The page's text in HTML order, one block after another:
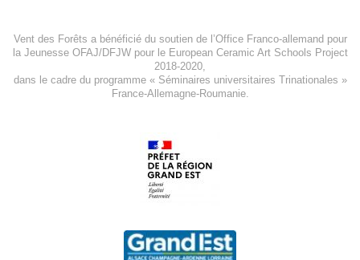
Vent des Forêts a bénéficié du soutien de l’Office Franco-allemand pour
la Jeunesse OFAJ/DFJWpour leEuropean Ceramic Art Schools Project
2018-2020
dans le cadre du programme « Séminaires universitaires Trinationales »
France-Allemagne-Roumanie.